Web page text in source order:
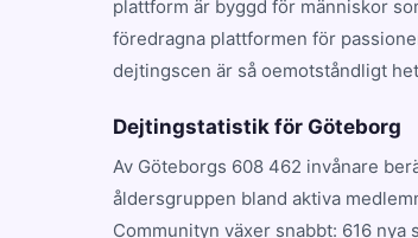
plattform är byggd för människor
föredragna plattformen för
dejtingscen är så oemotståndligt
Dejtingstatistik för Göteborg
Av Göteborgs 608 462 invånare
åldersgruppen bland aktiva
Communityn växer snabbt: 616